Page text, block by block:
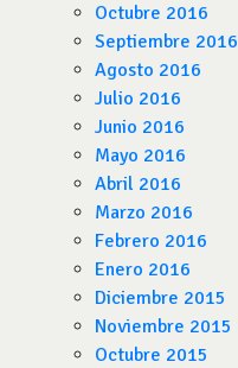
Octubre 2016
Septiembre 2016
Agosto 2016
Julio 2016
Junio 2016
Mayo 2016
Abril 2016
Marzo 2016
Febrero 2016
Enero 2016
Diciembre 2015
Noviembre 2015
Octubre 2015